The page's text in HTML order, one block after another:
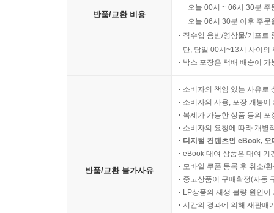
반품/교환 비용
오늘 00시 ~ 06시 30분
오늘 06시 30분 이후 주
직수입 음반/영상물/기프트
단, 당일 00시~13시 사이의
박스 포장은 택배 배송이
반품/교환 불가사유
소비자의 책임 있는 사유로
소비자의 사용, 포장 개봉
복제가 가능한 상품 등의
소비자의 요청에 따라 개별
디지털 컨텐츠인 eBook,
eBook 대여 상품은 대여 기
모바일 쿠폰 등록 후 취소/
중고상품이 구매확정(자동
LP상품의 재생 불량 원인
시간의 경과에 의해 재판매